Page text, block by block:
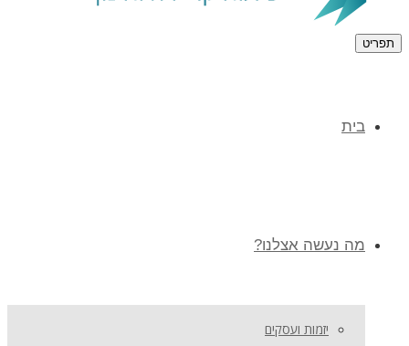
תפריט
בית
מה נעשה אצלנו?
יזמות ועסקים